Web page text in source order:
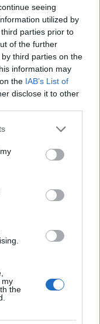
seeing
utilized by
parties prior to
of the further
third parties on the
information may
the IAB’s List of
disclose it to other
or more Google
You may click to
third-party tags to
in below Google
my
the
újonnan
megosztották
a négy
Krajczár Péter,
őrnagy és
az öregek,
tisztességes
ő
nagyon
hallom a
és a német
az egyik nagy
törtek ki.
nevetve Ödön.
csellel!